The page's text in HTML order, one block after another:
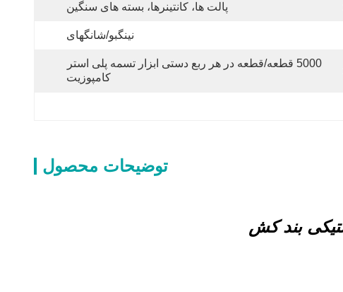
پالت ها، کانتینرها، بسته های سنگین
نینگبو/شانگهای
کامپوزیت
توضیحات محصول